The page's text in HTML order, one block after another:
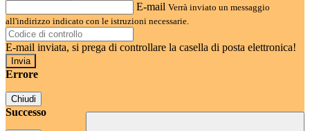
E-mail Verrà inviato un messaggio
all'indirizzo indicato con le istruzioni necessarie.
E-mail inviata, si prega di controllare la casella di posta elettronica!
Errore
Chiudi
Successo